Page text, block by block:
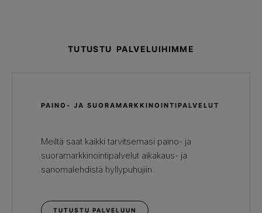
TUTUSTU PALVELUIHIMME
PAINO- JA SUORAMARKKINOINTIPALVELUT
Meiltä saat kaikki tarvitsemasi paino- ja
suoramarkkinointipalvelut aikakaus- ja
sanomalehdistä hyllypuhujiin.
TUTUSTU PALVELUUN